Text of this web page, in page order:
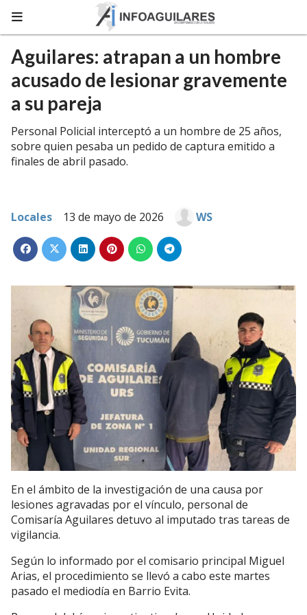
Aguilares: atrapan a un hombre
acusado de lesionar gravemente
a su pareja
Personal Policial interceptó a un hombre de 25 años,
sobre quien pesaba un pedido de captura emitido a
finales de abril pasado.
Locales 13 de mayo de 2026 WS
En el ámbito de la investigación de una causa por
lesiones agravadas por el vínculo, personal de
Comisaría Aguilares detuvo al imputado tras tareas de
vigilancia.
Según lo informado por el comisario principal Miguel
Arias, el procedimiento se llevó a cabo este martes
pasado el mediodía en Barrio Evita.